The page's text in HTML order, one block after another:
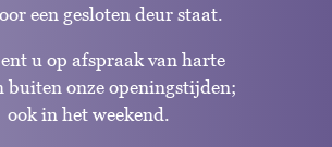
een gesloten deur staat.
u op afspraak van harte
buiten onze openingstijden;
ook in het weekend.